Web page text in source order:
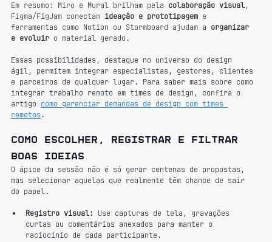
Em resumo: Miro e Mural brilham pela colaboração visual,
Figma/FigJam conectam ideação e prototipagem e
ferramentas como Notion ou Stormboard ajudam a organizar
e evoluir o material gerado.
Essas possibilidades, destaque no universo do design
ágil, permitem integrar especialistas, gestores, clientes
e parceiros de qualquer lugar. Para saber mais sobre como
integrar trabalho remoto em times de design, confira o
artigo como gerenciar demandas de design com times
remotos.
Como escolher, registrar e filtrar
boas ideias
O ápice da sessão não é só gerar centenas de propostas,
mas selecionar aquelas que realmente têm chance de sair
do papel.
Registro visual:
Use capturas de tela, gravações
curtas ou comentários anexados para manter o
raciocínio de cada participante.